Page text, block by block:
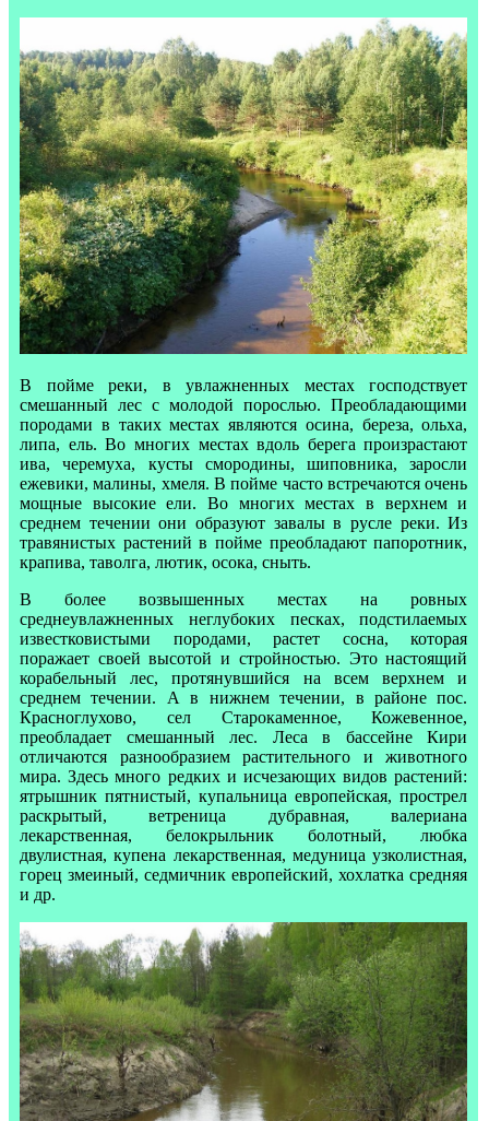
В пойме реки, в увлажненных местах господствует
смешанный лес с молодой порослью. Преобладающими
породами в таких местах являются осина, береза, ольха,
липа, ель. Во многих местах вдоль берега произрастают
ива, черемуха, кусты смородины, шиповника, заросли
ежевики, малины, хмеля. В пойме часто встречаются очень
мощные высокие ели. Во многих местах в верхнем и
среднем течении они образуют завалы в русле реки. Из
травянистых растений в пойме преобладают папоротник,
крапива, таволга, лютик, осока, сныть.
В более возвышенных местах на ровных
среднеувлажненных неглубоких песках, подстилаемых
известковистыми породами, растет сосна, которая
поражает своей высотой и стройностью. Это настоящий
корабельный лес, протянувшийся на всем верхнем и
среднем течении. А в нижнем течении, в районе пос.
Красноглухово, сел Старокаменное, Кожевенное,
преобладает смешанный лес. Леса в бассейне Кири
отличаются разнообразием растительного и животного
мира. Здесь много редких и исчезающих видов растений:
ятрышник пятнистый, купальница европейская, прострел
раскрытый, ветреница дубравная, валериана
лекарственная, белокрыльник болотный, любка
двулистная, купена лекарственная, медуница узколистная,
горец змеиный, седмичник европейский, хохлатка средняя
и др.